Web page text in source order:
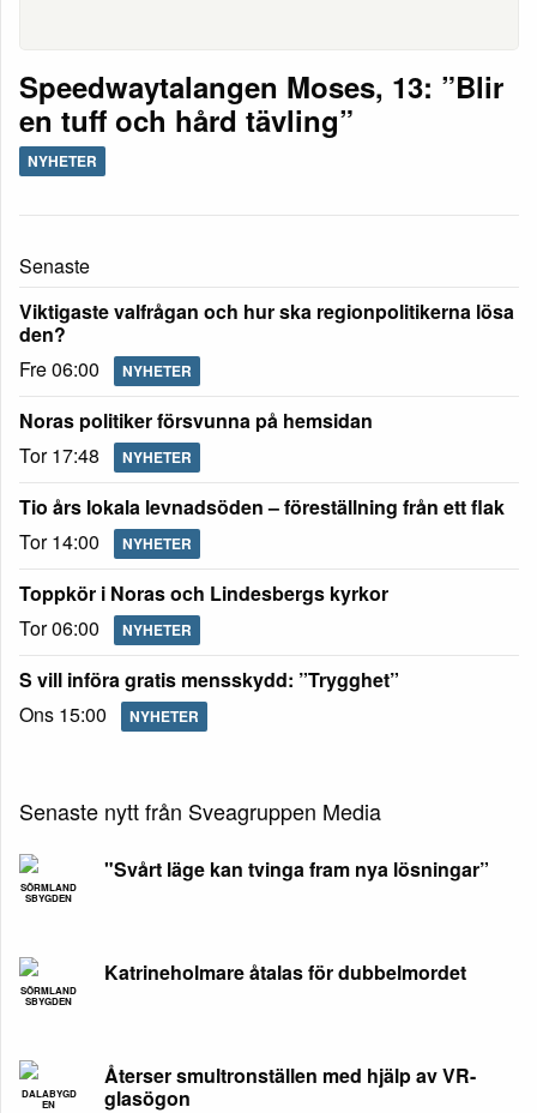
Speedwaytalangen Moses, 13: ”Blir
en tuff och hård tävling”
NYHETER
Senaste
Viktigaste valfrågan och hur ska regionpolitikerna lösa
den?
Fre 06:00
NYHETER
Noras politiker försvunna på hemsidan
Tor 17:48
NYHETER
Tio års lokala levnadsöden – föreställning från ett flak
Tor 14:00
NYHETER
Toppkör i Noras och Lindesbergs kyrkor
Tor 06:00
NYHETER
S vill införa gratis mensskydd: ”Trygghet”
Ons 15:00
NYHETER
Senaste nytt från Sveagruppen Media
SÖRMLAND
SBYGDEN
"Svårt läge kan tvinga fram nya lösningar”
SÖRMLAND
SBYGDEN
Katrineholmare åtalas för dubbelmordet
DALABYGD
EN
Återser smultronställen med hjälp av VR-
glasögon